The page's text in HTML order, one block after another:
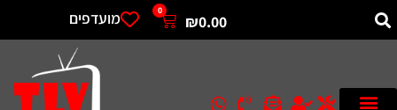
₪0.00
0 מועדפים